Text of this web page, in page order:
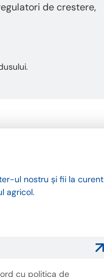
de crestere,
ul nostru și fii la curent
agricol.
cu politica de